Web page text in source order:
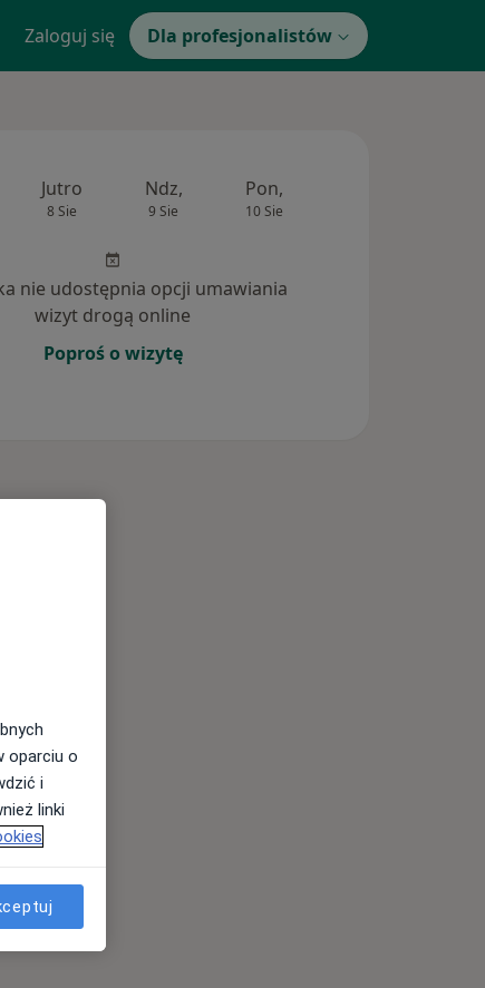
Zaloguj się Dla profesjonalistów
Jutro
8 Sie
Ndz,
9 Sie
Pon,
10 Sie
nie udostępnia opcji umawiania
wizyt drogą online
Poproś o wizytę
oparciu o
i
linki